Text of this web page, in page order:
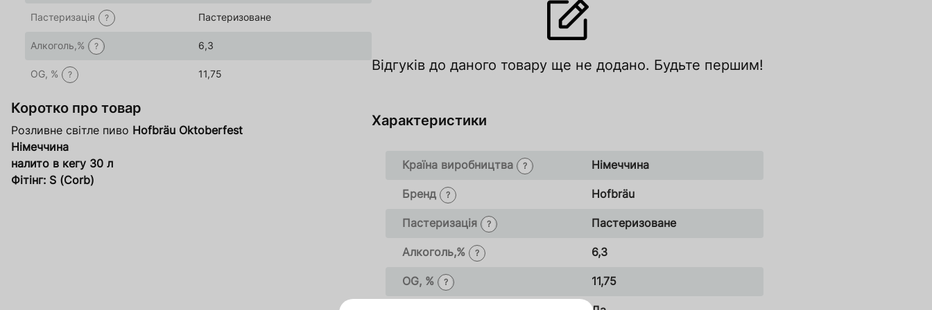
Пастеризація ? Пастеризоване
Алкоголь,% ? 6,3
OG, % ? 11,75
Коротко про товар
Розливне світле пиво Hofbräu Oktoberfest
Німеччина
налито в кегу 30 л
Фітінг: S (Corb)
Відгуків до даного товару ще не додано. Будьте першим!
Характеристики
Країна виробництва ? Німеччина
Бренд ? Hofbräu
Пастеризація ? Пастеризоване
Алкоголь,% ? 6,3
OG, % ? 11,75
Зареєструватися